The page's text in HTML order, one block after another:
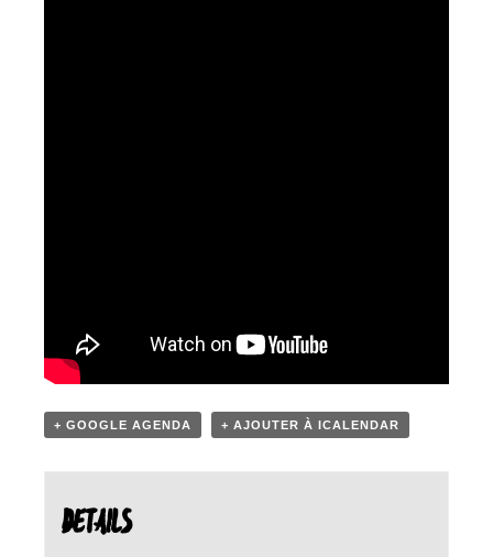
+ GOOGLE AGENDA + AJOUTER À ICALENDAR
DETAILS